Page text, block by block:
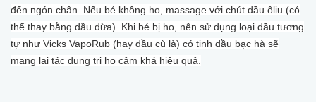
đến ngón chân. Nếu bé không ho, massage với chút dầu ôliu (có
thể thay bằng dầu dừa). Khi bé bị ho, nên sử dụng loại dầu tương
tự như Vicks VapoRub (hay dầu cù là) có tinh dầu bạc hà sẽ
mang lại tác dụng trị ho cảm khá hiệu quả.